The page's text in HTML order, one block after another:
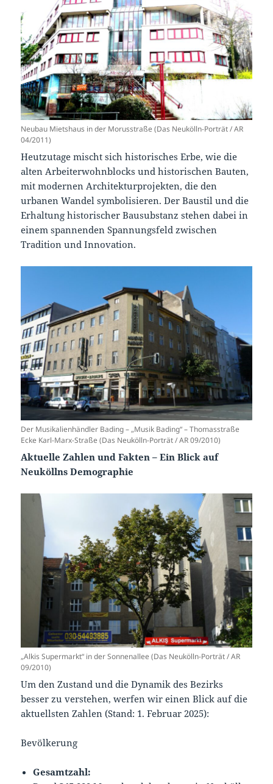
Neubau Mietshaus in der Morusstraße (Das Neukölln-Porträt / AR
04/2011)
Heutzutage mischt sich historisches Erbe, wie die
alten Arbeiterwohnblocks und historischen Bauten,
mit modernen Architekturprojekten, die den
urbanen Wandel symbolisieren. Der Baustil und die
Erhaltung historischer Bausubstanz stehen dabei in
einem spannenden Spannungsfeld zwischen
Tradition und Innovation.
Der Musikalienhändler Bading – „Musik Bading“ – Thomasstraße
Ecke Karl-Marx-Straße (Das Neukölln-Porträt / AR 09/2010)
Aktuelle Zahlen und Fakten – Ein Blick auf
Neuköllns Demographie
„Alkis Supermarkt“ in der Sonnenallee (Das Neukölln-Porträt / AR
09/2010)
Um den Zustand und die Dynamik des Bezirks
besser zu verstehen, werfen wir einen Blick auf die
aktuellsten Zahlen (Stand: 1. Februar 2025):
Bevölkerung
Gesamtzahl: